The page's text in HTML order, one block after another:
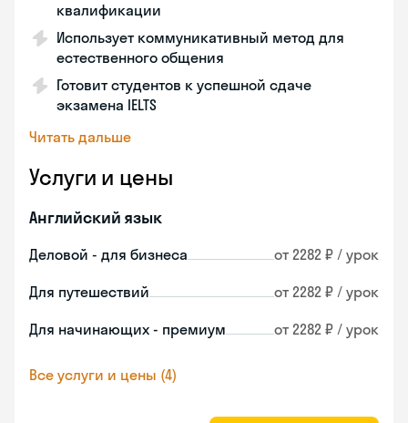
квалификации
Использует коммуникативный метод для
естественного общения
Готовит студентов к успешной сдаче
экзамена IELTS
Читать дальше
Услуги и цены
Английский язык
Деловой - для бизнеса от 2282 ₽ / урок
Для путешествий от 2282 ₽ / урок
Для начинающих - премиум от 2282 ₽ / урок
Все услуги и цены (4)